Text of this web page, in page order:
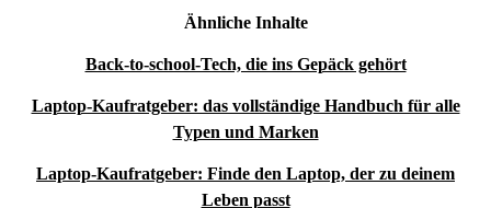
Ähnliche Inhalte
Back-to-school-Tech, die ins Gepäck gehört
Laptop-Kaufratgeber: das vollständige Handbuch für alle
Typen und Marken
Laptop-Kaufratgeber: Finde den Laptop, der zu deinem
Leben passt